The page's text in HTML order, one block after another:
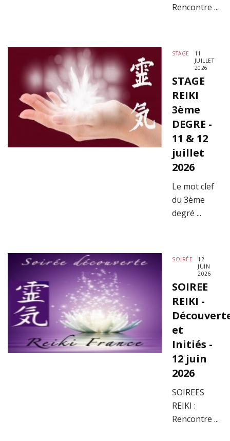
Rencontre ...
STAGE
11
JUILLET
2026
STAGE
REIKI
3ème
DEGRE -
11 & 12
juillet
2026
Le mot clef
du 3ème
degré ...
SOIRÉE
12
JUIN
2026
SOIREE
REIKI -
et
Initiés -
12 juin
2026
SOIREES
REIKI :
Rencontre ...